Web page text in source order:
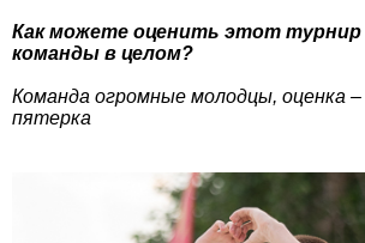
Как можете оценить этот турнир
команды в целом?
Команда огромные молодцы, оценка
пятерка